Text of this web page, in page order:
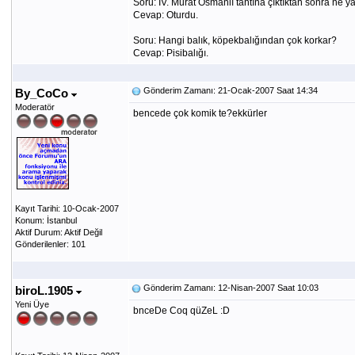
Soru: IV. Murat Osmanlı tahtına çıktıktan sonra ne
Cevap: Oturdu.
Soru: Hangi balık, köpekbalığından çok korkar?
Cevap: Pisibalığı.
By_CoCo
Moderatör
Kayıt Tarihi: 10-Ocak-2007
Konum: İstanbul
Aktif Durum: Aktif Değil
Gönderilenler: 101
Gönderim Zamanı: 21-Ocak-2007 Saat 14:34
bencede çok komik te?ekkürler
biroL.1905
Yeni Üye
Gönderim Zamanı: 12-Nisan-2007 Saat 10:03
bnceDe Coq qüZeL :D